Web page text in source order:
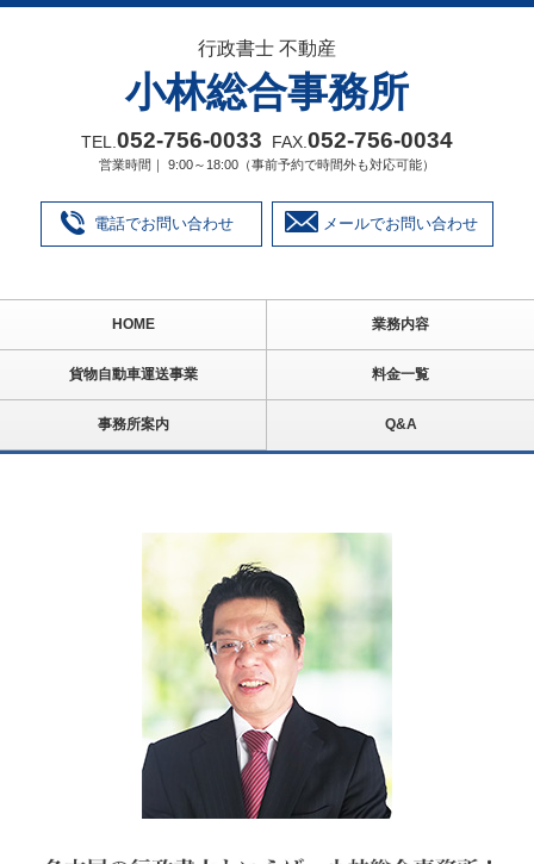
行政書士 不動産
小林総合事務所
TEL. 052‐756‐0033 FAX. 052‐756‐0034
営業時間｜ 9:00～18:00（事前予約で時間外も対応可能）
電話でお問い合わせ メールでお問い合わせ
HOME 業務内容
貨物自動車運送事業 料金一覧
事務所案内 Q&A